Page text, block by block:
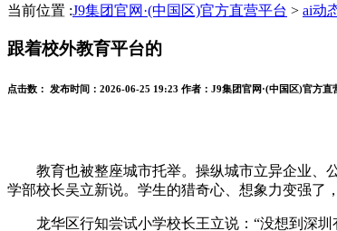
当前位置 :J9集团官网·(中国区)官方直营平台 > ai动
跟着校外教育平台的
点击数： 发布时间： 2026-06-25 19:23 作者： J9集团官网·(中国区)官方直
教育也被整座城市托举。操纵城市立异企业、公
学部校长吴立新说。学生的猎奇心、想象力变强了
龙华区行知尝试小学校长王立说：“没想到深圳